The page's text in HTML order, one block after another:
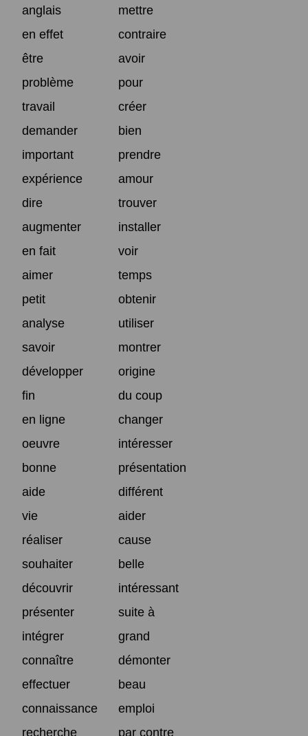
anglais
mettre
en effet
contraire
être
avoir
problème
pour
travail
créer
demander
bien
important
prendre
expérience
amour
dire
trouver
augmenter
installer
en fait
voir
aimer
temps
petit
obtenir
analyse
utiliser
savoir
montrer
développer
origine
fin
du coup
en ligne
changer
oeuvre
intéresser
bonne
présentation
aide
différent
vie
aider
réaliser
cause
souhaiter
belle
découvrir
intéressant
présenter
suite à
intégrer
grand
connaître
démonter
effectuer
beau
connaissance
emploi
recherche
par contre